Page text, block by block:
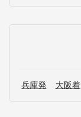
兵庫発 大阪着